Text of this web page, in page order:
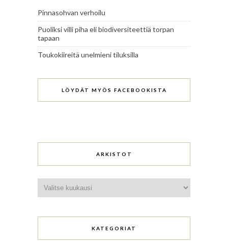
Pinnasohvan verhoilu
Puoliksi villi piha eli biodiversiteettiä torpan
tapaan
Toukokiireitä unelmieni tiluksilla
LÖYDÄT MYÖS FACEBOOKISTA
ARKISTOT
KATEGORIAT